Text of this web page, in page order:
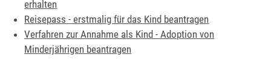
erhalten
Reisepass - erstmalig für das Kind beantragen
Verfahren zur Annahme als Kind - Adoption von
Minderjährigen beantragen